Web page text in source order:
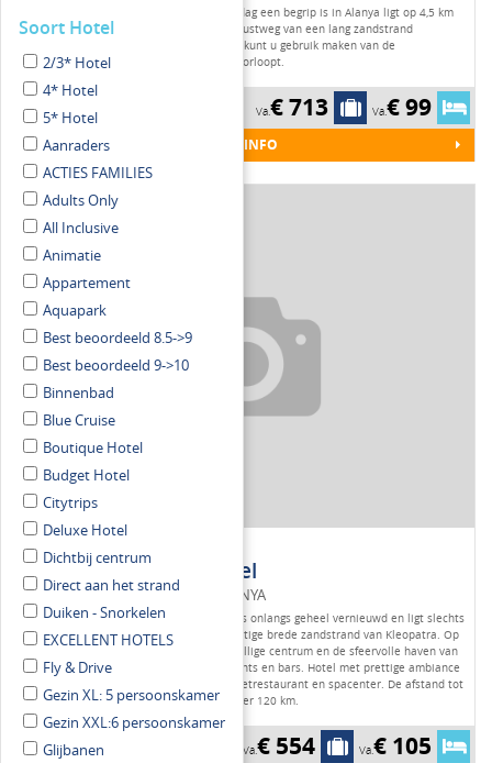
Soort Hotel
2/3* Hotel
4* Hotel
5* Hotel
Aanraders
ACTIES FAMILIES
Adults Only
All Inclusive
Animatie
Appartement
Aquapark
Best beoordeeld 8.5->9
Best beoordeeld 9->10
Binnenbad
Blue Cruise
Boutique Hotel
Budget Hotel
Citytrips
Deluxe Hotel
Dichtbij centrum
Direct aan het strand
Duiken - Snorkelen
EXCELLENT HOTELS
Fly & Drive
Gezin XL: 5 persoonskamer
Gezin XXL:6 persoonskamer
Glijbanen
Dit smaakvolle hotel dat sinds jaar en dag een begrip is in Alanya ligt op 4,5 km
van het centrum en is slechts door de kustweg van een lang zandstrand
gescheiden. Om het strand te bereiken kunt u gebruik maken van de
voetgangerstunnel die onder de weg doorloopt.
MEER INFO
***** Va.€ 99
Va.€ 713
7.3
Alaiye Kleopatra Hotel
TURKIJE / TURKSE RIVIERA / ALANYA
Het charmante Alaiye Kleopatra Hotel is onlangs geheel vernieuwd en ligt slechts
door een weg gescheiden van het prachtige brede zandstrand van Kleopatra. Op
ideale afstand (circa 1 km) van het gezellige centrum en de sfeervolle haven van
Alanya met talrijke winkeltjes, restaurants en bars. Hotel met prettige ambiance
voorzien van buitenbad, kinderbad, buffetrestaurant en spacenter. De afstand tot
de luchthaven Antalya bedraagt ongeveer 120 km.
HALFPENSION
**** Va.€ 105
Va.€ 554